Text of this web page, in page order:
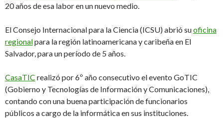
20 años de esa labor en un nuevo medio.
El Consejo Internacional para la Ciencia (ICSU) abrió suoficina
regionalpara la región latinoamericana y caribeña en El
Salvador, para un período de 5 años.
CasaTIC realizó por 6º año consecutivo el evento GoTIC
(Gobierno y Tecnologías de Información y Comunicaciones),
contando con una buena participación de funcionarios
públicos a cargo de la informática en sus instituciones.